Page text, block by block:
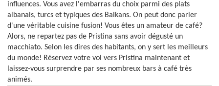
influences. Vous avez l'embarras du choix parmi des plats
albanais, turcs et typiques des Balkans. On peut donc parler
d'une véritable cuisine fusion! Vous êtes un amateur de café?
Alors, ne repartez pas de Pristina sans avoir dégusté un
macchiato. Selon les dires des habitants, on y sert les meilleurs
du monde! Réservez votre vol vers Pristina maintenant et
laissez-vous surprendre par ses nombreux bars à café très
animés.